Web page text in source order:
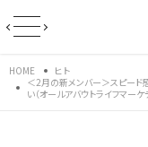
HOME
ヒト
＜2月の新メンバー＞スピード
い（オールアバウトライフマーケ